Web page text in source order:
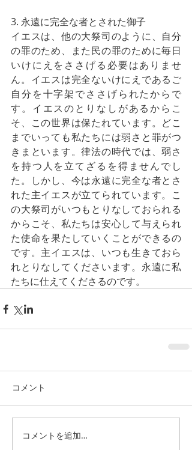
3. 永遠に完全な者とされた御子
イエスは、他の大祭司のように、自分
の罪のため、また民の罪のために毎日
いけにえをささげる必要はありませ
ん。イエスは完全ないけにえであるご
自分を十字架でささげられたからで
す。イエスのとりなしがあるからこ
そ、この世界は保たれています。どこ
までいっても私たちには弱さと罪がつ
きまといます。律法の時代では、弱さ
を持つ人を立てざるを得ませんでし
た。しかし、今は永遠に完全な者とさ
れた主イエスが立てられています。こ
の大祭司がいつもとりなしておられる
からこそ、私たちは安心して与えられ
た使命を果たしていくことができるの
です。主イエスは、いつも生きておら
れとりなしてくださいます。永遠に私
たちに仕えてくださるのです。
コメント
コメントを追加…